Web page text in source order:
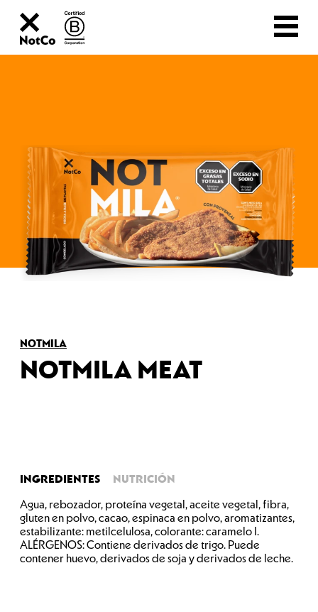
NOTMILA
NOTMILA MEAT
INGREDIENTES NUTRICIÓN
Agua, rebozador, proteína vegetal, aceite vegetal, fibra,
gluten en polvo, cacao, espinaca en polvo, aromatizantes,
estabilizante: metilcelulosa, colorante: caramelo I.
ALÉRGENOS: Contiene derivados de trigo. Puede
contener huevo, derivados de soja y derivados de leche.